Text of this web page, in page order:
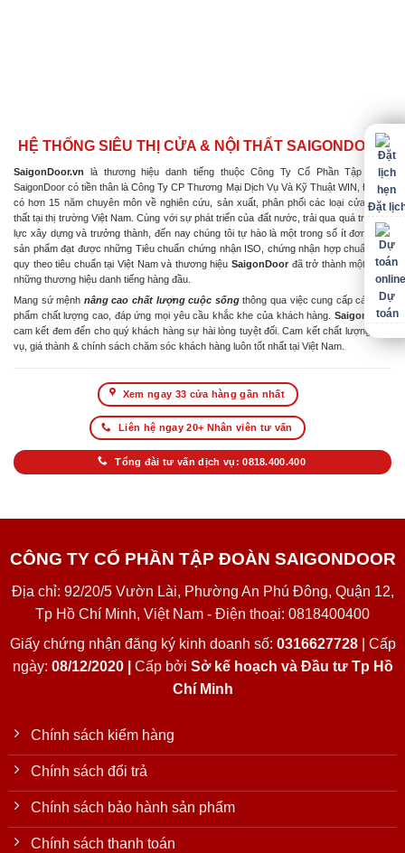
HỆ THỐNG SIÊU THỊ CỬA & NỘI THẤT SAIGONDOOR
SaigonDoor.vn là thương hiệu danh tiếng thuộc Công Ty Cổ Phần Tập Đoàn
SaigonDoor có tiền thân là Công Ty CP Thương Mại Dịch Vụ Và Kỹ Thuật WIN, Đơn vị
có hơn 15 năm chuyên môn về nghiên cứu, sản xuất, phân phối các loại cửa & nội
thất tại thị trường Việt Nam. Cùng với sự phát triển của đất nước, trải qua quá trình nỗ
lực xây dựng và trưởng thành, đến nay chúng tôi tự hào là một trong số ít đơn vị có
sản phẩm đạt được những Tiêu chuẩn chứng nhận ISO, chứng nhận hợp chuẩn hợp
quy theo tiêu chuẩn tại Việt Nam và thương hiệu SaigonDoor đã trở thành một trong
những thương hiệu danh tiếng hàng đầu.
Mang sứ mệnh nâng cao chất lượng cuộc sốngthông qua việc cung cấp các sản
phẩm chất lượng cao, đáp ứng mọi yêu cầu khắc khe của khách hàng. SaigonDoor
cam kết đem đến cho quý khách hàng sự hài lòng tuyệt đối. Cam kết chất lượng dịch
vụ, giá thành & chính sách chăm sóc khách hàng luôn tốt nhất tại Việt Nam.
Xem ngay 33 cửa hàng gần nhất
Liên hệ ngay 20+ Nhân viên tư vấn
Tổng đài tư vấn dịch vụ: 0818.400.400
CÔNG TY CỔ PHẦN TẬP ĐOÀN SAIGONDOOR
Địa chỉ: 92/20/5 Vườn Lài, Phường An Phú Đông, Quận 12,
Tp Hồ Chí Minh, Việt Nam - Điện thoại: 0818400400
Giấy chứng nhận đăng ký kinh doanh số: 0316627728| Cấp
ngày: 08/12/2020 | Cấp bởi Sở kế hoạch và Đầu tư Tp Hồ
Chí Minh
Chính sách kiểm hàng
Chính sách đổi trả
Chính sách bảo hành sản phẩm
Chính sách thanh toán
Đặt
Dự
toán